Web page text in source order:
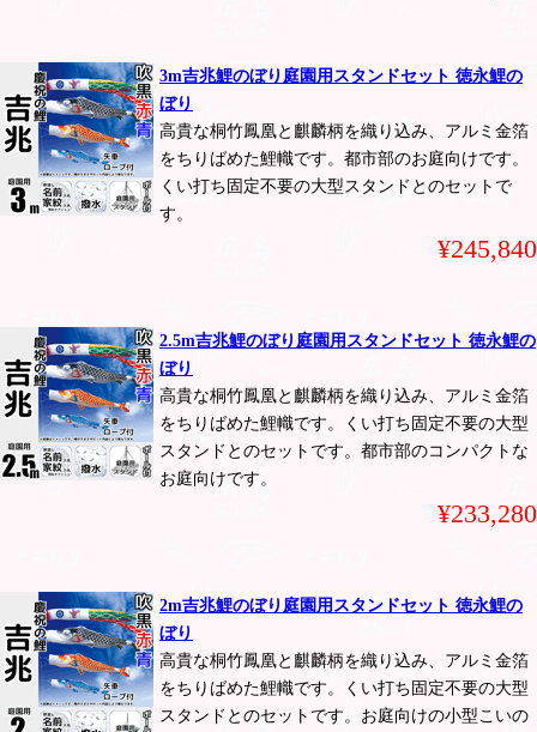
3m吉兆鯉のぼり庭園用スタンドセット 徳永鯉の
ぼり
高貴な桐竹鳳凰と麒麟柄を織り込み、アルミ金箔
をちりばめた鯉幟です。都市部のお庭向けです。
くい打ち固定不要の大型スタンドとのセットで
す。
¥245,840
2.5m吉兆鯉のぼり庭園用スタンドセット 徳永鯉の
ぼり
高貴な桐竹鳳凰と麒麟柄を織り込み、アルミ金箔
をちりばめた鯉幟です。くい打ち固定不要の大型
スタンドとのセットです。都市部のコンパクトな
お庭向けです。
¥233,280
2m吉兆鯉のぼり庭園用スタンドセット 徳永鯉の
ぼり
高貴な桐竹鳳凰と麒麟柄を織り込み、アルミ金箔
をちりばめた鯉幟です。くい打ち固定不要の大型
スタンドとのセットです。お庭向けの小型こいの